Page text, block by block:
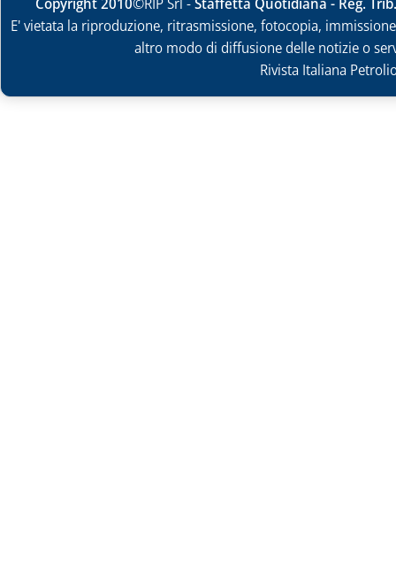
E' vietata la riproduzione, ritrasmissione, fotocopia,
altro modo di diffusione delle notizie o
Rivista Italiana